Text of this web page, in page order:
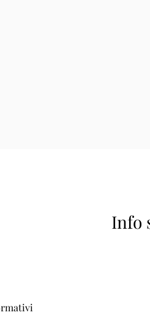
Info